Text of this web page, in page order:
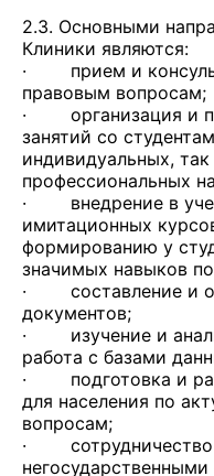
2.3. Основными
Клиники являются:
· прием и
правовым вопросам;
· организация и
занятий со
индивидуальных,
профессиональных
· внедрение в
имитационных
формированию у
значимых навыков
· составление и
документов;
· изучение и
работа с базами
· подготовка и
для населения по
вопросам;
· сотрудничество